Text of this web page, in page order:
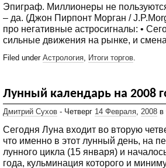
Эпиграф. Миллионеры не
– да. (Джон Пирпонт Морган /
про негативные астросигналы: •
сильные движения на рынке, и
Filed under Астрология Итоги торгов
Лунный календарь на 2008
Дмитрий Сухов - Четверг 14 Февраля, 2008 в
Сегодня Луна входит во вторую
что именно в этот лунный день, на
лунного цикла (15 января) и
года, кульминация которого и